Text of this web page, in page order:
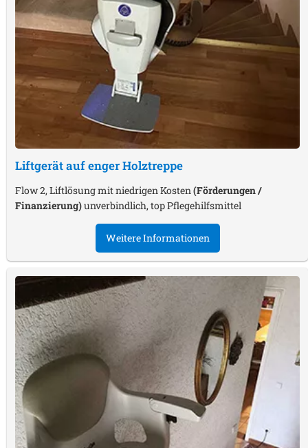
Liftgerät auf enger Holztreppe
Flow 2, Liftlösung mit niedrigen Kosten (Förderungen /
Finanzierung)unverbindlich, top Pflegehilfsmittel
Weitere Informationen